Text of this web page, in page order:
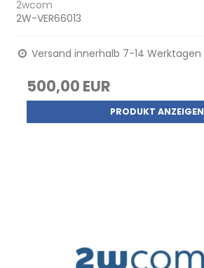
2wcom
2W-VER66013
Versand innerhalb 7-14 Werktagen
500,00 EUR
PRODUKT ANZEIGEN